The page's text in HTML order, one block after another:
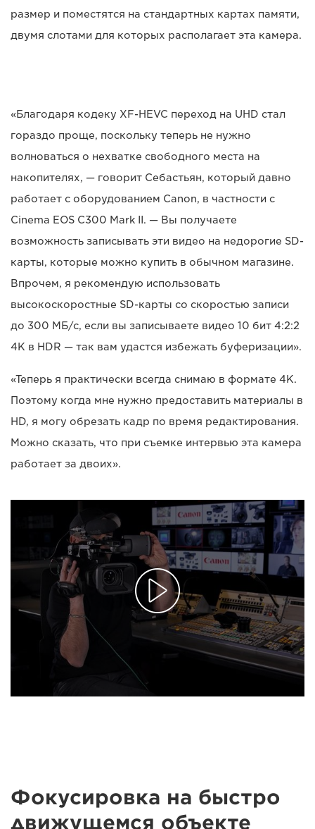
размер и поместятся на стандартных картах памяти,
двумя слотами для которых располагает эта камера.
«Благодаря кодеку XF-HEVC переход на UHD стал
гораздо проще, поскольку теперь не нужно
волноваться о нехватке свободного места на
накопителях, — говорит Себастьян, который давно
работает с оборудованием Canon, в частности с
Cinema EOS C300 Mark II. — Вы получаете
возможность записывать эти видео на недорогие SD-
карты, которые можно купить в обычном магазине.
Впрочем, я рекомендую использовать
высокоскоростные SD-карты со скоростью записи
до 300 МБ/с, если вы записываете видео 10 бит 4:2:2
4K в HDR — так вам удастся избежать буферизации».
«Теперь я практически всегда снимаю в формате 4K.
Поэтому когда мне нужно предоставить материалы в
HD, я могу обрезать кадр по время редактирования.
Можно сказать, что при съемке интервью эта камера
работает за двоих».
Фокусировка на быстро
движущемся объекте